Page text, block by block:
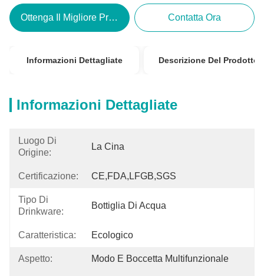
Ottenga Il Migliore Prezzo Contatta Ora
Informazioni Dettagliate Descrizione Del Prodotto
Informazioni Dettagliate
Luogo Di
Origine:
La Cina
Certificazione: CE,FDA,LFGB,SGS
Tipo Di
Drinkware:
Bottiglia Di Acqua
Caratteristica: Ecologico
Aspetto: Modo E Boccetta Multifunzionale